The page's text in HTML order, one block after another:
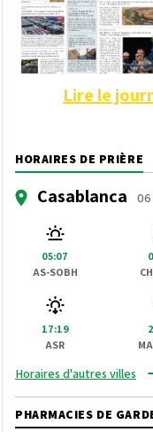
Lire le
HORAIRES DE PRIÈRE
Casablanca
05:07
AS-SOBH
17:19
ASR
Horaires d'autres villes
PHARMACIES DE